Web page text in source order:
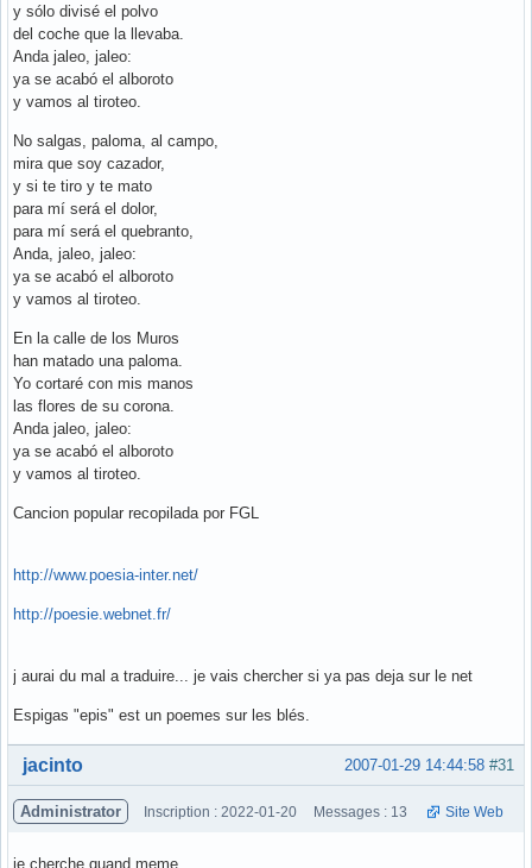
y sólo divisé el polvo
del coche que la llevaba.
Anda jaleo, jaleo:
ya se acabó el alboroto
y vamos al tiroteo.
No salgas, paloma, al campo,
mira que soy cazador,
y si te tiro y te mato
para mí será el dolor,
para mí será el quebranto,
Anda, jaleo, jaleo:
ya se acabó el alboroto
y vamos al tiroteo.
En la calle de los Muros
han matado una paloma.
Yo cortaré con mis manos
las flores de su corona.
Anda jaleo, jaleo:
ya se acabó el alboroto
y vamos al tiroteo.
Cancion popular recopilada por FGL
http://www.poesia-inter.net/
http://poesie.webnet.fr/
j aurai du mal a traduire... je vais chercher si ya pas deja sur le net
Espigas "epis" est un poemes sur les blés.
Hors ligne #31
2007-01-29 14:44:58
jacinto
Administrator Inscription : 2022-01-20 Messages : 13 Site Web
je cherche quand meme...